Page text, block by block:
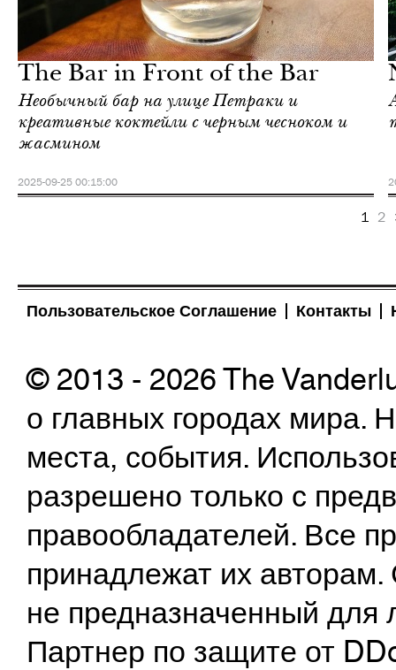
The Bar in Front of the Bar
Необычный бар на улице Петраки и
креативные коктейли с черным чесноком и
жасмином
2025-09-25 00:15:00
1 2
Пользовательское Соглашение Контакты
© 2013 - 2026 The
о главных городах
места, события.
разрешено только с
правообладателей. Все
принадлежат их
не предназначенный
Партнер по защите от